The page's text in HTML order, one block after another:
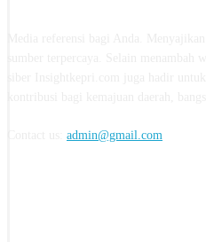
admin@gmail.com